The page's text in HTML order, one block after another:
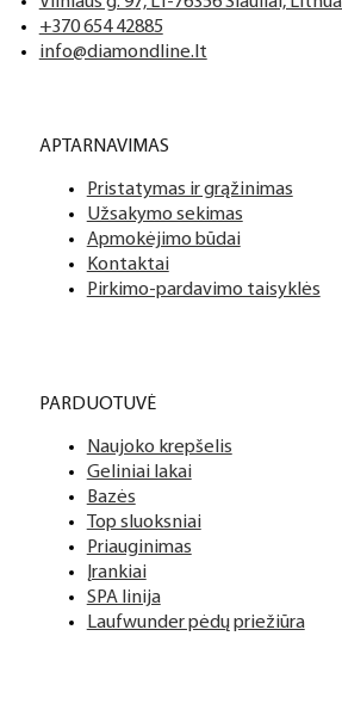
+370 654 42885
info@diamondline.lt
APTARNAVIMAS
Pristatymas ir grąžinimas
Užsakymo sekimas
Apmokėjimo būdai
Kontaktai
Pirkimo-pardavimo taisyklės
PARDUOTUVĖ
Naujoko krepšelis
Geliniai lakai
Bazės
Top sluoksniai
Priauginimas
Įrankiai
SPA linija
Laufwunder pėdų priežiūra